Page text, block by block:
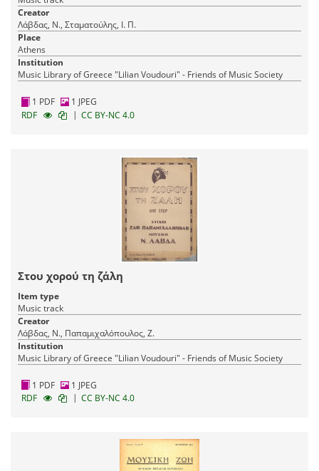
Creator
Λάβδας, Ν., Σταματούλης, Ι. Π.
Place
Athens
Institution
Music Library of Greece "Lilian Voudouri" - Friends of Music Society
1 PDF
1 JPEG
RDF
| CC BY-NC 4.0
Στου χορού τη ζάλη
Item type
Music track
Creator
Λάβδας, Ν., Παπαμιχαλόπουλος, Ζ.
Institution
Music Library of Greece "Lilian Voudouri" - Friends of Music Society
1 PDF
1 JPEG
RDF
| CC BY-NC 4.0